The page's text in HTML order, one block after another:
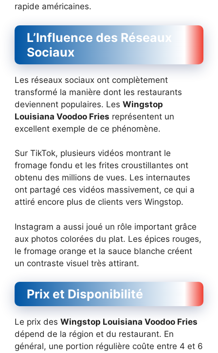
rapide américaines.
L’Influence des Réseaux
Sociaux
Les réseaux sociaux ont complètement
transformé la manière dont les restaurants
deviennent populaires. Les Wingstop
Louisiana Voodoo Fries représentent un
excellent exemple de ce phénomène.
Sur TikTok, plusieurs vidéos montrant le
fromage fondu et les frites croustillantes ont
obtenu des millions de vues. Les internautes
ont partagé ces vidéos massivement, ce qui a
attiré encore plus de clients vers Wingstop.
Instagram a aussi joué un rôle important grâce
aux photos colorées du plat. Les épices rouges,
le fromage orange et la sauce blanche créent
un contraste visuel très attirant.
Prix et Disponibilité
Le prix des Wingstop Louisiana Voodoo Fries
dépend de la région et du restaurant. En
général, une portion régulière coûte entre 4 et 6